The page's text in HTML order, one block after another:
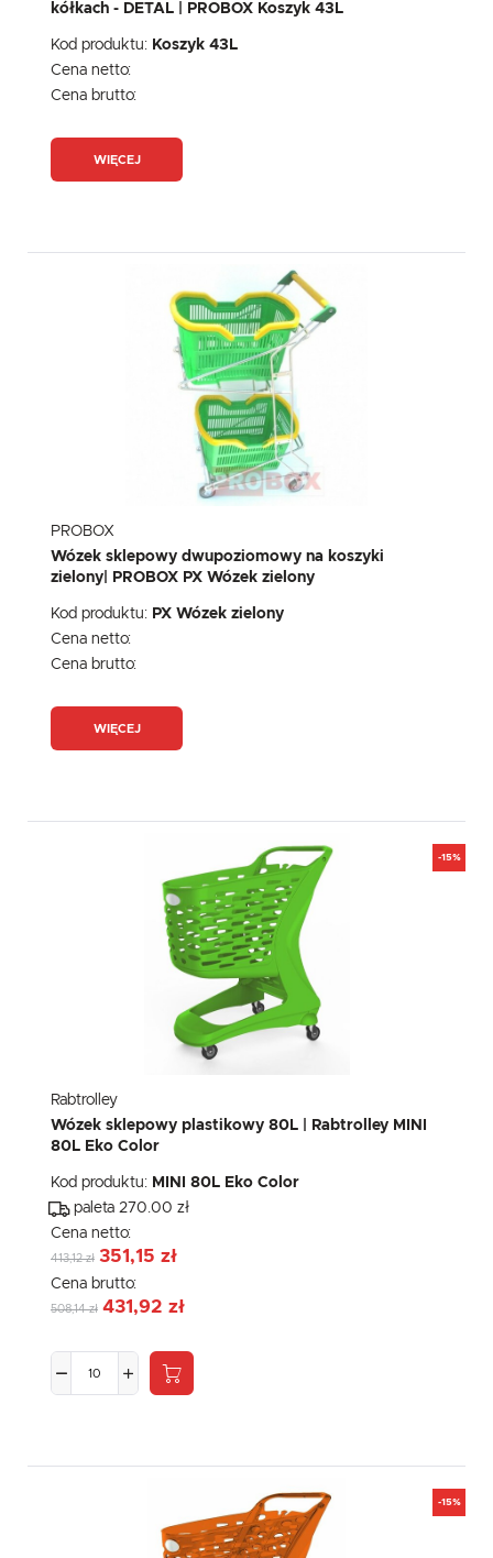
kółkach - DETAL | PROBOX Koszyk 43L
Kod produktu: Koszyk 43L
Cena netto:
Cena brutto:
WIĘCEJ
PROBOX
Wózek sklepowy dwupoziomowy na koszyki
zielony| PROBOX PX Wózek zielony
Kod produktu: PX Wózek zielony
Cena netto:
Cena brutto:
WIĘCEJ
-15%
Rabtrolley
Wózek sklepowy plastikowy 80L | Rabtrolley MINI
80L Eko Color
Kod produktu: MINI 80L Eko Color
paleta 270.00 zł
Cena netto:
413,12 zł 351,15 zł
Cena brutto:
508,14 zł 431,92 zł
-15%